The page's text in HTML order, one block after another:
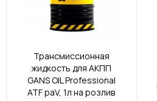
Трансмиссионная
жидкость для АКПП
GANS OIL Professional
ATF paV, 1л на розлив